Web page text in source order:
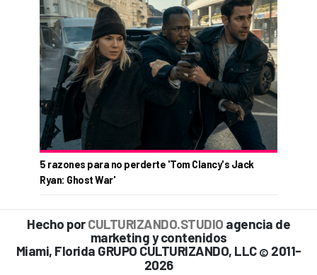
5 razones para no perderte 'Tom Clancy's Jack
Ryan: Ghost War'
Hecho porCULTURIZANDO.STUDIO agencia de
marketing y contenidos
Miami, Florida GRUPO CULTURIZANDO, LLC © 2011-
2026